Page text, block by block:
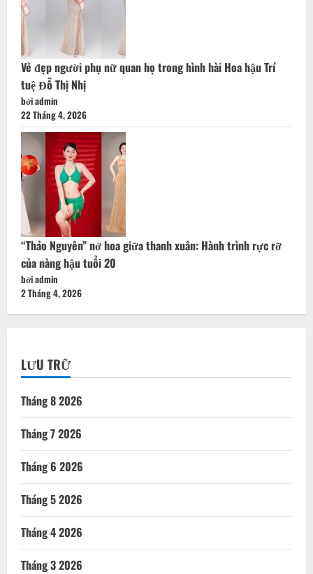
Vẻ đẹp người phụ nữ quan họ trong hình hài Hoa hậu Trí
tuệ Đỗ Thị Nhị
bởi admin
22 Tháng 4, 2026
“Thảo Nguyên” nở hoa giữa thanh xuân: Hành trình rực rỡ
của nàng hậu tuổi 20
bởi admin
2 Tháng 4, 2026
LƯU TRỮ
Tháng 8 2026
Tháng 7 2026
Tháng 6 2026
Tháng 5 2026
Tháng 4 2026
Tháng 3 2026